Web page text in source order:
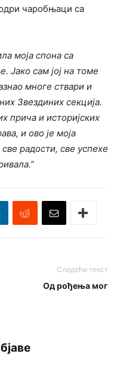
чаробњаци са
моја спона са
Јако сам јој на томе
многе ствари и
Звездиних секција.
прича и историјских
и ово је моја
радости, све успехе
Следећи текст
Од рођења мог